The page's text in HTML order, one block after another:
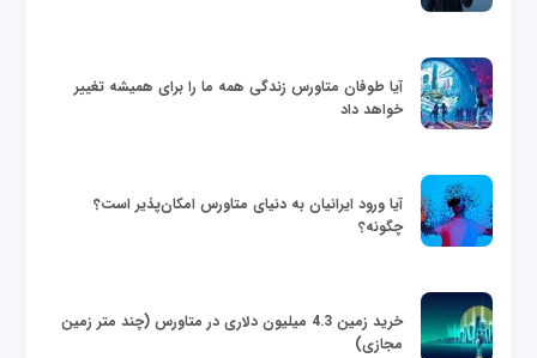
آیا طوفان متاورس زندگی همه ما را برای همیشه تغییر
خواهد داد
آیا ورود ایرانیان به دنیای متاورس امکان‌پذیر است؟
چگونه؟
خرید زمین 4.3 میلیون دلاری در متاورس (چند متر زمین
مجازی)